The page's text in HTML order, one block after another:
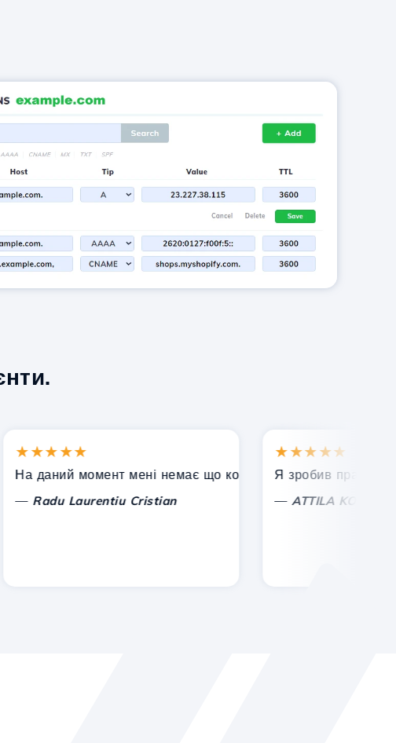
даний момент мені немає що коментувати, тільки цінувати.
Radu Laurentiu Cristian
★★★★★
Я зробив правильний
ATTILA KOLES